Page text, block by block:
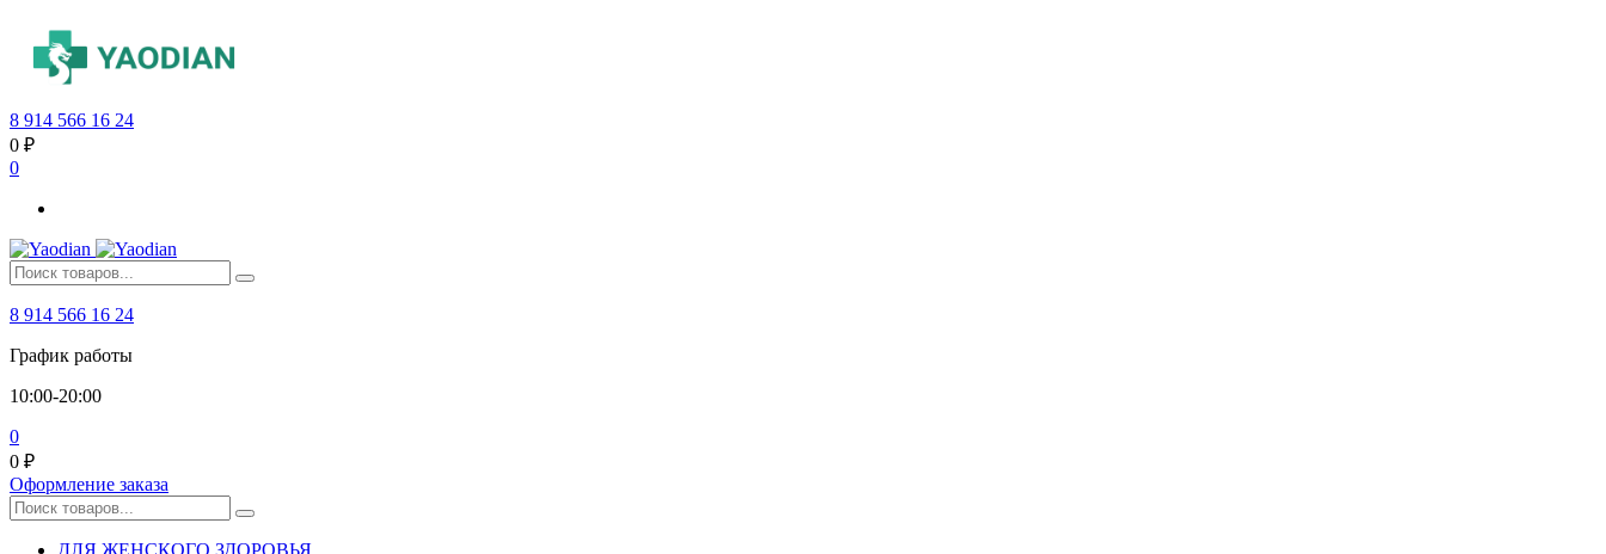
8 914 566 16 24
0 ₽
0
8 914 566 16 24
График работы
10:00-20:00
0
0 ₽
Оформление заказа
ДЛЯ ЖЕНСКОГО ЗДОРОВЬЯ